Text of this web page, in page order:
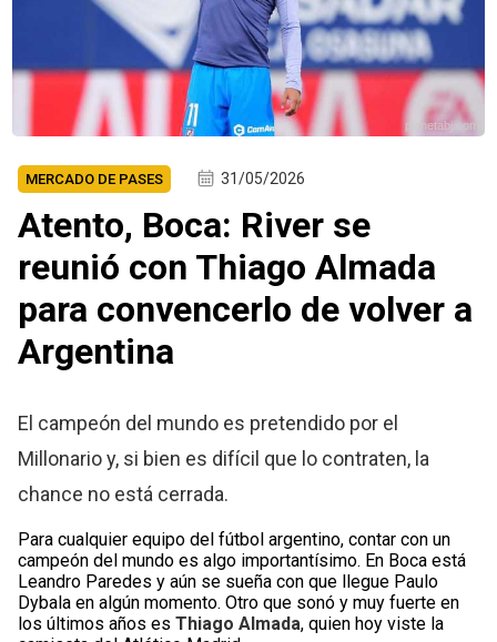
planetabj.com
MERCADO DE PASES 31/05/2026
Atento, Boca: River se
reunió con Thiago Almada
para convencerlo de volver a
Argentina
El campeón del mundo es pretendido por el
Millonario y, si bien es difícil que lo contraten, la
chance no está cerrada.
Para cualquier equipo del fútbol argentino, contar con un
campeón del mundo es algo importantísimo. En Boca está
Leandro Paredes y aún se sueña con que llegue Paulo
Dybala en algún momento. Otro que sonó y muy fuerte en
los últimos años esThiago Almada, quien hoy viste la